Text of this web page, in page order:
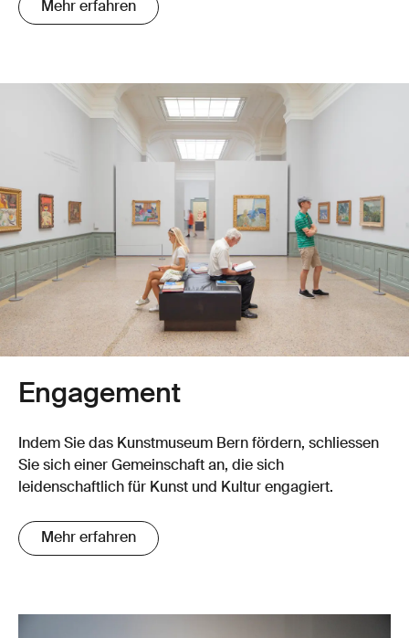
Mehr erfahren
Engagement
Indem Sie das Kunstmuseum Bern fördern, schliessen
Sie sich einer Gemeinschaft an, die sich
leidenschaftlich für Kunst und Kultur engagiert.
Mehr erfahren